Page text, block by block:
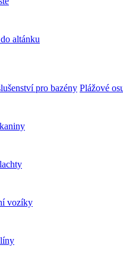
altánku
pro bazény Plážové
vozíky